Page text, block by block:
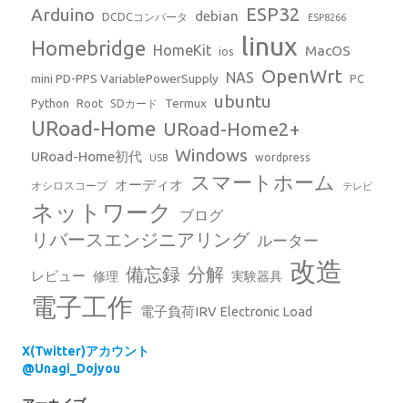
Arduino DCDCコンバータ debian ESP32 ESP8266
Homebridge HomeKit ios linux MacOS
mini PD-PPS VariablePowerSupply NAS OpenWrt PC
Python Root SDカード Termux ubuntu
URoad-Home URoad-Home2+
URoad-Home初代 USB Windows wordpress
オシロスコープ オーディオ スマートホーム テレビ
ネットワーク ブログ
リバースエンジニアリング ルーター
レビュー 修理 備忘録 分解 実験器具 改造
電子工作 電子負荷IRV Electronic Load
X(Twitter)アカウント
@Unagi_Dojyou